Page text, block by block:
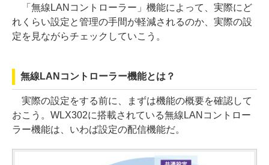
「無線LANコントローラー」機能によって、実際にど
れくらい設定と管理の手間が軽減されるのか、実際の設
定を見ながらチェックしていこう。
無線LANコントローラー機能とは？
実際の設定をする前に、まずは機能の概要を確認して
おこう。WLX302に搭載されている無線LANコントロー
ラー機能は、いわば設定の配信機能だ。